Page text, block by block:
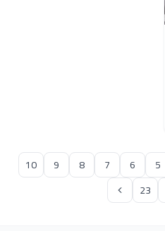
5
6
7
8
9
10
23